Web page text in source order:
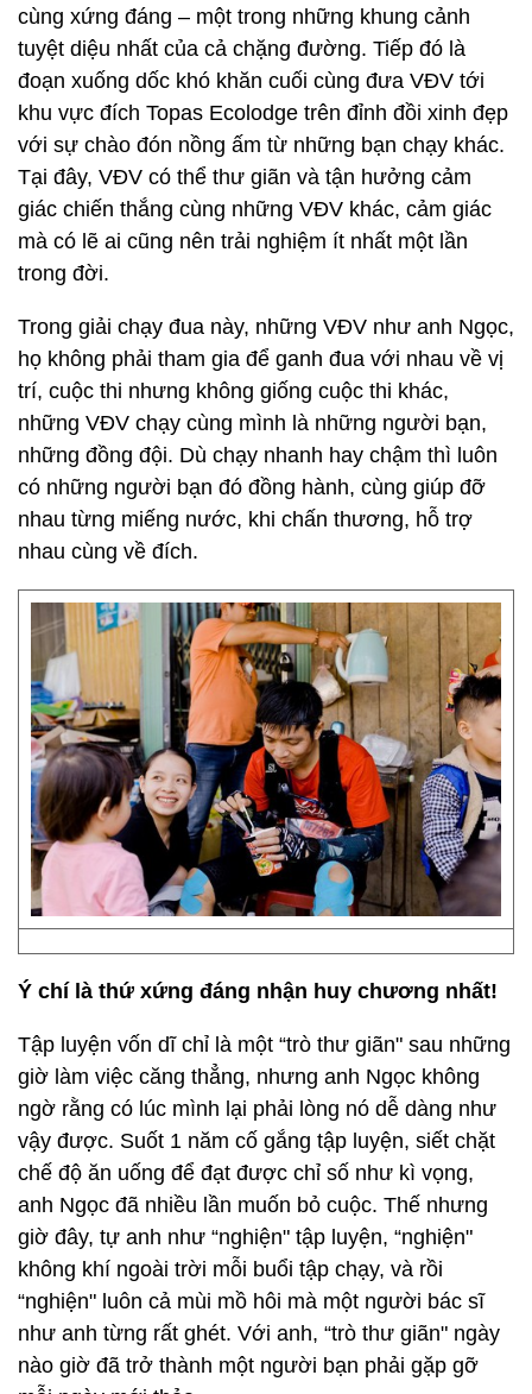
cùng xứng đáng – một trong những khung cảnh
tuyệt diệu nhất của cả chặng đường. Tiếp đó là
đoạn xuống dốc khó khăn cuối cùng đưa VĐV tới
khu vực đích Topas Ecolodge trên đỉnh đồi xinh đẹp
với sự chào đón nồng ấm từ những bạn chạy khác.
Tại đây, VĐV có thể thư giãn và tận hưởng cảm
giác chiến thắng cùng những VĐV khác, cảm giác
mà có lẽ ai cũng nên trải nghiệm ít nhất một lần
trong đời.
Trong giải chạy đua này, những VĐV như anh Ngọc,
họ không phải tham gia để ganh đua với nhau về vị
trí, cuộc thi nhưng không giống cuộc thi khác,
những VĐV chạy cùng mình là những người bạn,
những đồng đội. Dù chạy nhanh hay chậm thì luôn
có những người bạn đó đồng hành, cùng giúp đỡ
nhau từng miếng nước, khi chấn thương, hỗ trợ
nhau cùng về đích.
Ý chí là thứ xứng đáng nhận huy chương nhất!
Tập luyện vốn dĩ chỉ là một “trò thư giãn" sau những
giờ làm việc căng thẳng, nhưng anh Ngọc không
ngờ rằng có lúc mình lại phải lòng nó dễ dàng như
vậy được. Suốt 1 năm cố gắng tập luyện, siết chặt
chế độ ăn uống để đạt được chỉ số như kì vọng,
anh Ngọc đã nhiều lần muốn bỏ cuộc. Thế nhưng
giờ đây, tự anh như “nghiện" tập luyện, “nghiện"
không khí ngoài trời mỗi buổi tập chạy, và rồi
“nghiện" luôn cả mùi mồ hôi mà một người bác sĩ
như anh từng rất ghét. Với anh, “trò thư giãn" ngày
nào giờ đã trở thành một người bạn phải gặp gỡ